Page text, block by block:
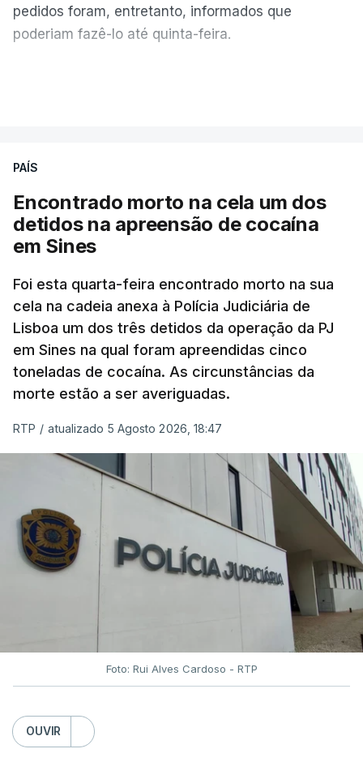
pedidos foram, entretanto, informados que
poderiam fazê-lo até quinta-feira.
No domingo, estavam concluídos cerca de 50 por
cento dos mais de 20 mil pedidos de reapreciação,
mas Cristina Mota, porta-voz da Missão Escola
Pública, tem dúvidas de que o processo esteja
"Durante o fim de semana e nos últimos dias,
apercebamo-nos que ainda estão a ser
convocados professores para reapreciações"
disse a professora à agência Lusa."Será
praticamente impossível termos a totalidade
Segundo os docentes, o processo de reapreciação
está a enfrentar vários constrangimentos. Há
casos em que faltam os modelos preenchidos
pelos alunos com a alegação justificativa para o
pedido de reapreciação, ou os documentos que os
relatores devem preencher.
"Este é um processo muito mais burocrático"
sublinhou Cristina Mota, afirmando que, além do
prazo apertado e do volume de trabalho, alguns
docentes não conseguem concluir as
reapreciações devido a documentação em falta.
PAÍS
Encontrado morto na cela um dos
detidos na apreensão de cocaína
em Sines
Foi esta quarta-feira encontrado morto na sua
cela na cadeia anexa à Polícia Judiciária de
Lisboa um dos três detidos da operação da PJ
em Sines na qual foram apreendidas cinco
toneladas de cocaína. As circunstâncias da
morte estão a ser averiguadas.
RTP / atualizado 5 Agosto 2026, 18:47
Foto: Rui Alves Cardoso - RTP
OUVIR